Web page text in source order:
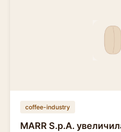
coffee-industry
MARR S.p.A.